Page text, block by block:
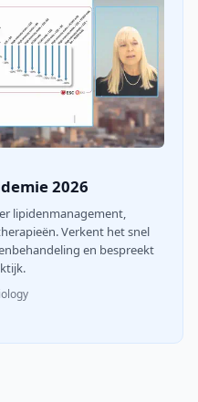
2026
lipidenmanagement,
Verkent het snel
en bespreekt